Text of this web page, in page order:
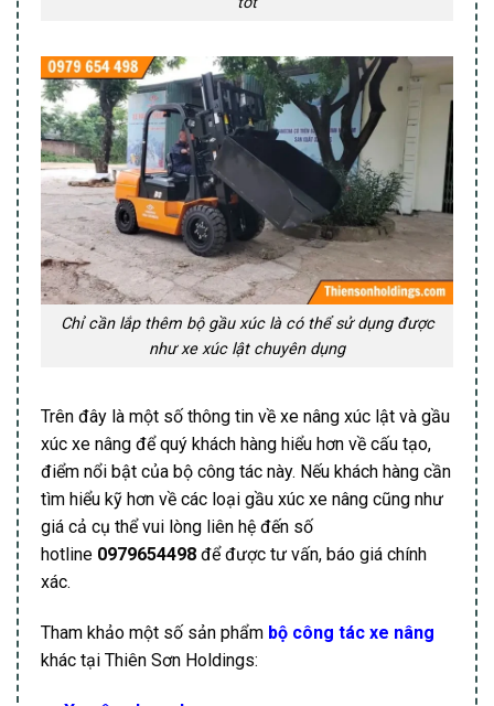
Chỉ cần lắp thêm bộ gầu xúc là có thể sử dụng được
như xe xúc lật chuyên dụng
Trên đây là một số thông tin về xe nâng xúc lật và gầu
xúc xe nâng để quý khách hàng hiểu hơn về cấu tạo,
điểm nổi bật của bộ công tác này. Nếu khách hàng cần
tìm hiểu kỹ hơn về các loại gầu xúc xe nâng cũng như
giá cả cụ thể vui lòng liên hệ đến số
hotline 0979654498 để được tư vấn, báo giá chính
xác.
Tham khảo một số sản phẩm bộ công tác xe nâng
khác tại Thiên Sơn Holdings: